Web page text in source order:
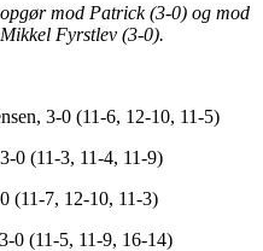
mod Patrick (3-0) og mod
Fyrstlev (3-0).
3-0 (11-6, 12-10, 11-5)
0 (11-3, 11-4, 11-9)
(11-7, 12-10, 11-3)
0 (11-5, 11-9, 16-14)